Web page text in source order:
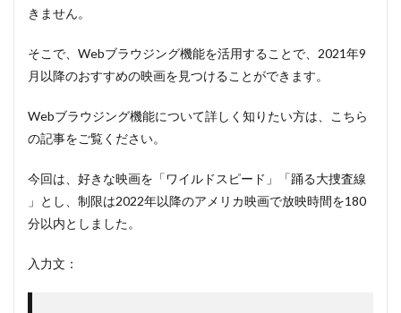
きません。
そこで、Webブラウジング機能を活用することで、2021年9
月以降のおすすめの映画を見つけることができます。
Webブラウジング機能について詳しく知りたい方は、こちら
の記事をご覧ください。
今回は、好きな映画を「ワイルドスピード」「踊る大捜査線
」とし、制限は2022年以降のアメリカ映画で放映時間を180
分以内としました。
入力文：